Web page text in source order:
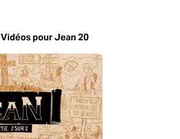
Vidéos pour Jean 20